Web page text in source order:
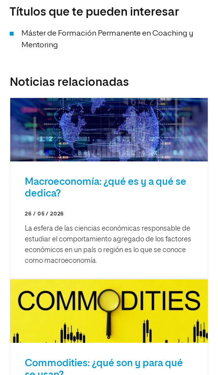
Títulos que te pueden interesar
Máster de Formación Permanente en Coaching y
Mentoring
Noticias relacionadas
Macroeconomía: ¿qué es y a qué se
dedica?
26 / 05 / 2026
La esfera de las ciencias económicas responsable de
estudiar el comportamiento agregado de los factores
económicos en un país o región es lo que se conoce
como macroeconomía.
Commodities: ¿qué son y para qué